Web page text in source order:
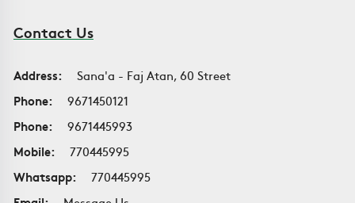
Contact Us
Address:
Sana'a - Faj Atan, 60 Street
Phone:
9671450121
Phone:
9671445993
Mobile:
770445995
Whatsapp:
770445995